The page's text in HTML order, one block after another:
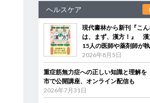
ヘルスケア
現代書林から新刊『こ
は、まず、漢方！』 漢
15人の医師や薬剤師が
2026年8月5日
重症筋無力症への正しい知識と理解
市で公開講座、オンライン配信も
2026年7月31日